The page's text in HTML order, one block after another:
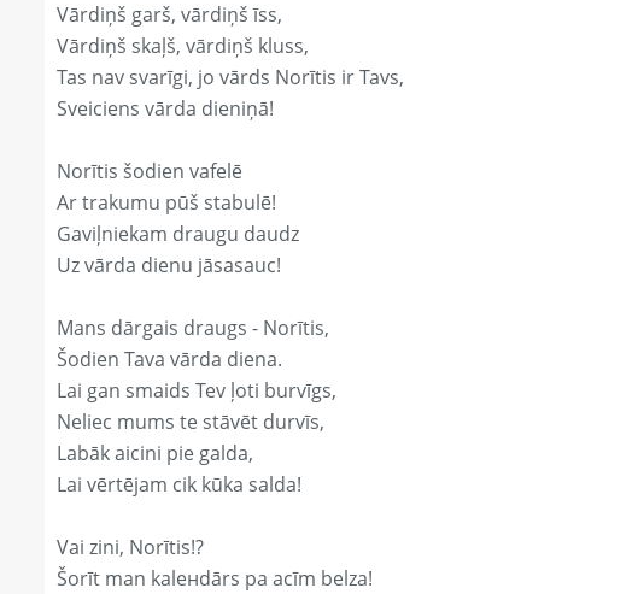
Vārdiņš garš, vārdiņš īss,
Vārdiņš skaļš, vārdiņš kluss,
Tas nav svarīgi, jo vārds Norītis ir Tavs,
Sveiciens vārda dieniņā!
Norītis šodien vafelē
Ar trakumu pūš stabulē!
Gaviļniekam draugu daudz
Uz vārda dienu jāsasauc!
Mans dārgais draugs - Norītis,
Šodien Tava vārda diena.
Lai gan smaids Tev ļoti burvīgs,
Neliec mums te stāvēt durvīs,
Labāk aicini pie galda,
Lai vērtējam cik kūka salda!
Vai zini, Norītis!?
Šorīt man kaleнdārs pa acīm belza!